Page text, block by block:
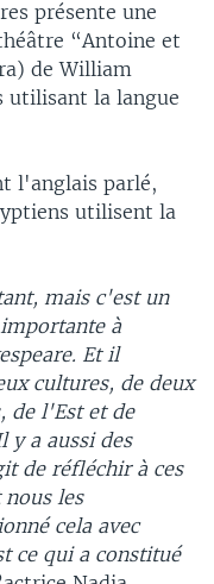
présente une
“Antoine et
de William
utilisant la langue
l'anglais parlé,
utilisent la
mais c'est un
à
Et il
cultures, de deux
de l'Est et de
y a aussi des
de réfléchir à ces
les
cela avec
ce qui a constitué